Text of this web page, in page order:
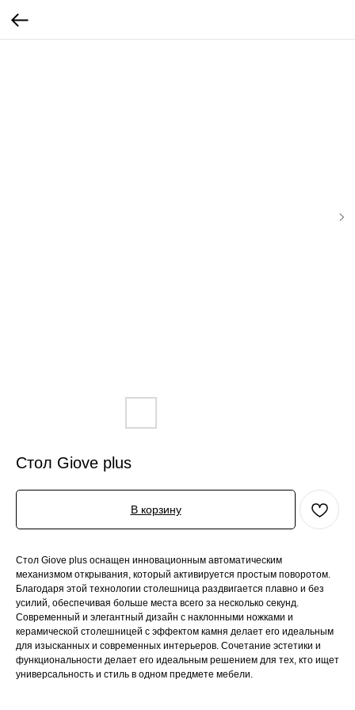
Стол Giove plus
В корзину
Стол Giove plus оснащен инновационным автоматическим
механизмом открывания, который активируется простым поворотом.
Благодаря этой технологии столешница раздвигается плавно и без
усилий, обеспечивая больше места всего за несколько секунд.
Современный и элегантный дизайн с наклонными ножками и
керамической столешницей с эффектом камня делает его идеальным
для изысканных и современных интерьеров. Сочетание эстетики и
функциональности делает его идеальным решением для тех, кто ищет
универсальность и стиль в одном предмете мебели.